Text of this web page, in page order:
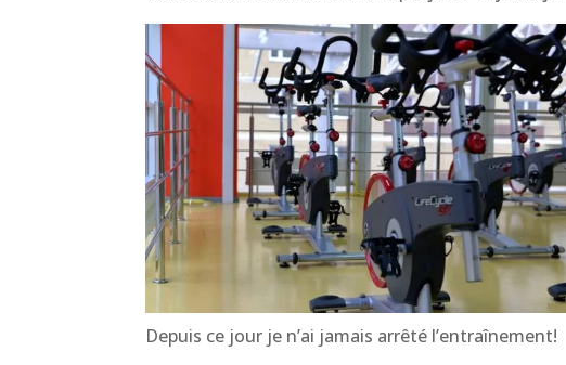
Depuis ce jour je n’ai jamais arrêté l’entraînement!